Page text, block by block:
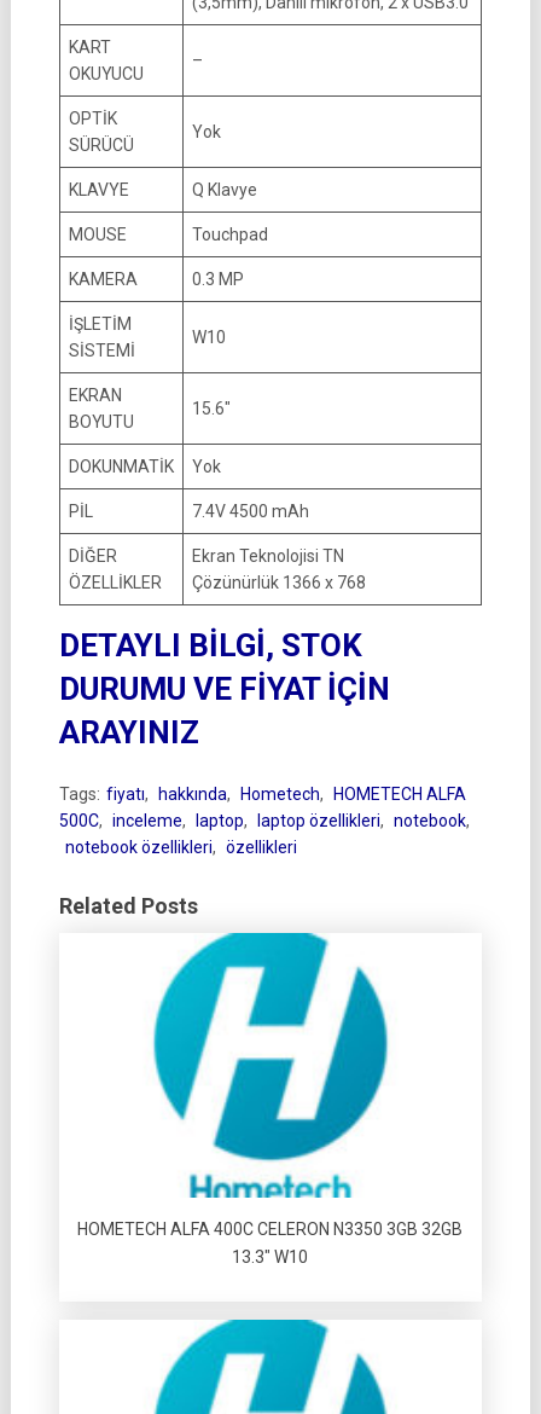
KART
OKUYUCU
–
OPTİK
SÜRÜCÜ
Yok
KLAVYE Q Klavye
MOUSE Touchpad
KAMERA 0.3 MP
İŞLETİM
SİSTEMİ
W10
EKRAN
BOYUTU
15.6″
DOKUNMATİK Yok
PİL 7.4V 4500 mAh
DİĞER
ÖZELLİKLER
Ekran Teknolojisi TN
Çözünürlük 1366 x 768
DETAYLI BİLGİ, STOK
DURUMU VE FİYAT İÇİN
ARAYINIZ
Tags: fiyatı, hakkında, Hometech,
HOMETECH ALFA
500C, inceleme, laptop, laptop özellikleri, notebook,
notebook özellikleri, özellikleri
Related Posts
HOMETECH ALFA 400C CELERON N3350 3GB 32GB
13.3″ W10